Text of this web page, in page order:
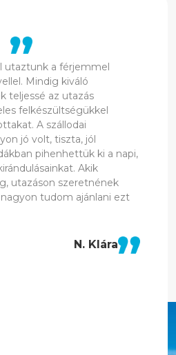
utaztunk a férjemmel
Mindig kiváló
teljessé az utazás
felkészültségükkel
A szállodai
jó volt, tiszta, jól
pihenhettük ki a napi,
Akik
utazáson szeretnének
tudom ajánlani ezt
N. Klára